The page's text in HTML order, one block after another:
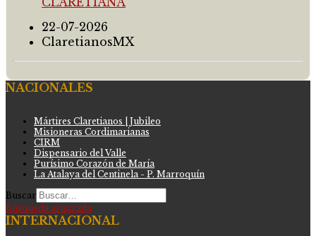
22-07-2026
ClaretianosMX
NACIONALES
Mártires Claretianos | Jubileo
Misioneras Cordimarianas
CIRM
Dispensario del Valle
Purísimo Corazón de María
La Atalaya del Centinela - P. Marroquín
Buscar
Búsqueda avanzada
INTERNACIONAL